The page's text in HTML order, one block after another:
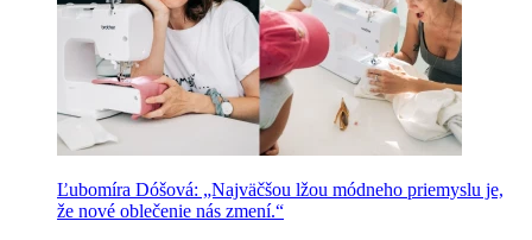
Ľubomíra Dóšová: „Najväčšou lžou módneho priemyslu je,
že nové oblečenie nás zmení.“